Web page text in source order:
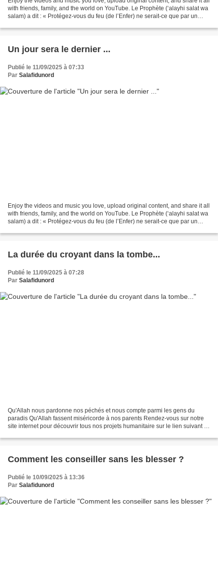
with friends, family, and the world on YouTube. Le Prophète (‘alayhi salat wa
salam) a dit : « Protégez-vous du feu (de l’Enfer) ne serait-ce que par un
Un jour sera le dernier ...
Publié le 11/09/2025 à 07:33
Par Salafidunord
Enjoy the videos and music you love, upload original content, and share it all
with friends, family, and the world on YouTube. Le Prophète (‘alayhi salat wa
salam) a dit : « Protégez-vous du feu (de l’Enfer) ne serait-ce que par un
La durée du croyant dans la tombe...
Publié le 11/09/2025 à 07:28
Par Salafidunord
Qu'Allah nous pardonne nos péchés et nous compte parmi les gens du
paradis Qu'Allah fassent miséricorde à nos parents Rendez-vous sur notre
site internet pour découvrir tous nos projets humanitaire sur le lien suivant :
Comment les conseiller sans les blesser ?
Publié le 10/09/2025 à 13:36
Par Salafidunord